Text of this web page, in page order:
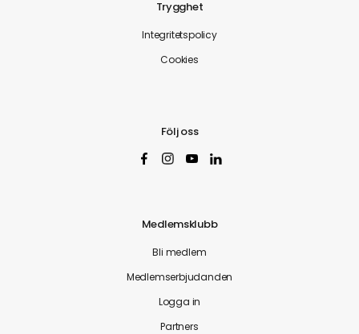
Trygghet
Integritetspolicy
Cookies
Följ oss
Medlemsklubb
Bli medlem
Medlemserbjudanden
Logga in
Partners